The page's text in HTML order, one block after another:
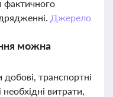
фактичного
Джерело
можна
транспортні
витрати,